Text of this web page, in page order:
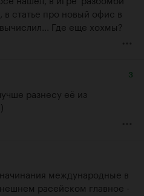
статье про новый офис в
Где еще хохмы?
3
разнесу её из
международные в
расейском главное -